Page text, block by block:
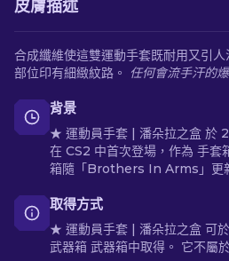
皮膚描述
合成纖維使這雙運動手套既耐用又引
部位印有細緻紋路。
任何會流手汗的
背景
★ 運動員手套 | 潘朵拉之盒 於
在 CS2 中首次登場，作為 手套
箱隨「Brothers In Arms」更
取得方式
★ 運動員手套 | 潘朵拉之盒 可
武器箱 武器箱中取得。 它不屬